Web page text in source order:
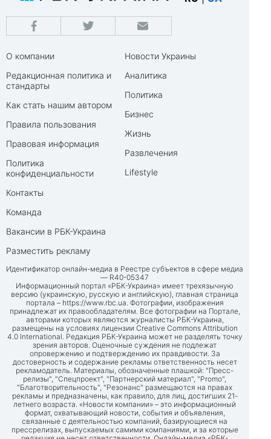
О компании
Редакционная политика и
стандарты
Как стать нашим автором
Правила пользования
Правовая информация
Политика
конфиденциальности
Контакты
Команда
Вакансии в РБК-Украина
Разместить рекламу
Новости Украины
Аналитика
Политика
Бизнес
Жизнь
Развлечения
Lifestyle
Идентификатор онлайн-медиа в Реестре субъектов в сфере медиа
— R40-05347
Информационный портал «РБК-Украина» имеет трехязычную
версию (украинскую, русскую и английскую), главная страница
портала – https://www.rbc.ua. Фотографии, изображения
принадлежат их правообладателям. Все фотографии на Портале,
авторами которых являются журналисты РБК-Украина,
размещены на условиях лицензии Creative Commons Attribution
4.0 International. Редакция РБК-Украина может не разделять точку
зрения авторов. Оценочные суждения не подлежат
опровержению и подтверждению их правдивости. За
достоверность и содержание рекламы ответственность несет
рекламодатель. Материалы, обозначенные плашкой: "Пресс-
релизы", "Спецпроект", "Партнерский материал", "Promo",
"Благотворительность", "Резонанс" размещаются на правах
рекламы и предназначены, как правило, для лиц, достигших 21-
летнего возраста. «Новости компании» – это информационный
формат, охватывающий новости, события и объявления,
связанные с деятельностью компаний, базирующиеся на
прессрелизах, выпускаемых самими компаниями, и за которые